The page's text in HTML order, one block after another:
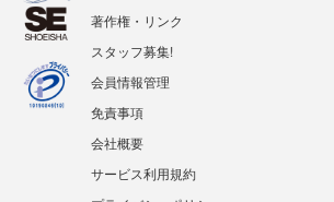
著作権・リンク
スタッフ募集!
会員情報管理
免責事項
会社概要
サービス利用規約